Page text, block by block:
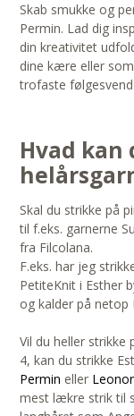
Skab smukke og
Permin. Lad dig
din kreativitet
dine kære eller
trofaste
Hvad kan
Skal du strikke på
til f.eks. garnerne
fra Filcolana.
F.eks. har jeg
PetiteKnit i Esther
og kalder på netop
Vil du heller strikke
4, kan du strikke
Permin eller
mest lækre strik til